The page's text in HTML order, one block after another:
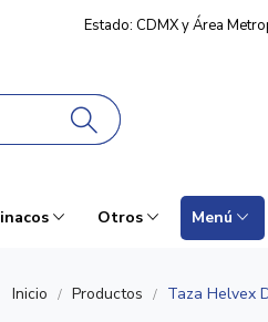
Estado: CDMX y Área
Otros Menú
Inicio Productos Taza Helvex